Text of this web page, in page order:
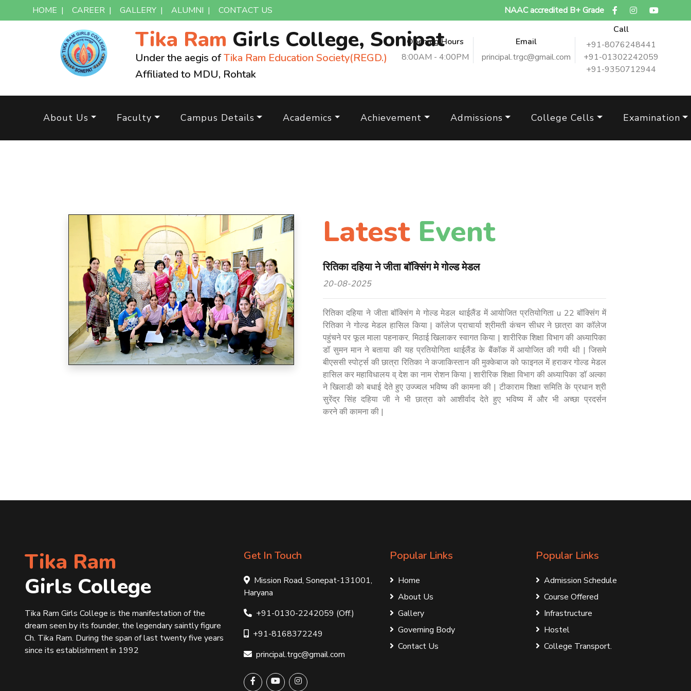
HOME | CAREER | GALLERY | ALUMNI | CONTACT US NAAC accredited B+ Grade
Tika Ram Girls College, Sonipat
Under the aegis ofTika Ram Education Society(REGD.)
Affiliated to MDU, Rohtak
Opening Hours
8:00AM - 4:00PM
Email
principal.trgc@gmail.com
Call
+91-8076248441
+91-01302242059
+91-9350712944
About Us Faculty Campus Details Academics Achievement Admissions College Cells Examination
Latest Event
रितिका दहिया ने जीता बॉक्सिंग मे गोल्ड मेडल
20-08-2025
रितिका दहिया ने जीता बॉक्सिंग मे गोल्ड मेडल थाईलैंड में आयोजित प्रतियोगिता u 22 बॉक्सिंग में
रितिका ने गोल्ड मेडल हासिल किया | कॉलेज प्राचार्या श्रीमती कंचन सीधर ने छात्रा का कॉलेज
पहुंचने पर फूल माला पहनाकर, मिठाई खिलाकर स्वागत किया | शारीरिक शिक्षा विभाग की अध्यापिका
डॉ सुमन मान ने बताया की यह प्रतियोगिता थाईलैंड के बैंकॉक में आयोजित की गयी थी | जिसमे
बीएससी स्पोर्ट्स की छात्रा रितिका ने कजाकिस्तान की मुक्केबाज को फाइनल में हराकर गोल्ड मेडल
हासिल कर महाविधालय व् देश का नाम रोशन किया | शारीरिक शिक्षा विभाग की अध्यापिका डॉ अल्का
ने खिलाडी को बधाई देते हुए उज्ज्वल भविष्य की कामना की | टीकाराम शिक्षा समिति के प्रधान श्री
सुरेंद्र सिंह दहिया जी ने भी छात्रा को आशीर्वाद देते हुए भविष्य में और भी अच्छा प्रदर्सन
करने की कामना की |
Tika Ram
Girls College
Tika Ram Girls College is the manifestation of the
dream seen by its founder, the legendary saintly figure
Ch. Tika Ram. During the span of last twenty five years
since its establishment in 1992
Get In Touch
Mission Road, Sonepat-131001,
Haryana
+91-0130-2242059 (Off.)
+91-8168372249
principal.trgc@gmail.com
Popular Links
Home
About Us
Gallery
Governing Body
Contact Us
Popular Links
Admission Schedule
Course Offered
Infrastructure
Hostel
College Transport.